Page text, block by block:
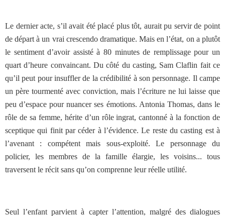
Le dernier acte, s’il avait été placé plus tôt, aurait pu servir de point
de départ à un vrai crescendo dramatique. Mais en l’état, on a plutôt
le sentiment d’avoir assisté à 80 minutes de remplissage pour un
quart d’heure convaincant. Du côté du casting, Sam Claflin fait ce
qu’il peut pour insuffler de la crédibilité à son personnage. Il campe
un père tourmenté avec conviction, mais l’écriture ne lui laisse que
peu d’espace pour nuancer ses émotions. Antonia Thomas, dans le
rôle de sa femme, hérite d’un rôle ingrat, cantonné à la fonction de
sceptique qui finit par céder à l’évidence. Le reste du casting est à
l’avenant : compétent mais sous-exploité. Le personnage du
policier, les membres de la famille élargie, les voisins... tous
traversent le récit sans qu’on comprenne leur réelle utilité.
Seul l’enfant parvient à capter l’attention, malgré des dialogues